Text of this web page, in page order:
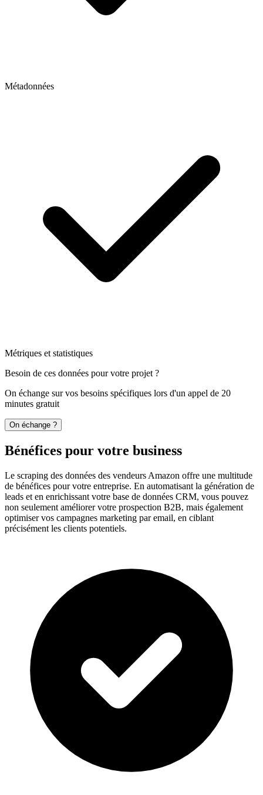
Métadonnées
Métriques et statistiques
Besoin de ces données pour votre projet ?
On échange sur vos besoins spécifiques lors d'un appel de 20
minutes gratuit
On échange ?
Bénéfices pour votre business
Le scraping des données des vendeurs Amazon offre une multitude
de bénéfices pour votre entreprise. En automatisant la génération de
leads et en enrichissant votre base de données CRM, vous pouvez
non seulement améliorer votre prospection B2B, mais également
optimiser vos campagnes marketing par email, en ciblant
précisément les clients potentiels.